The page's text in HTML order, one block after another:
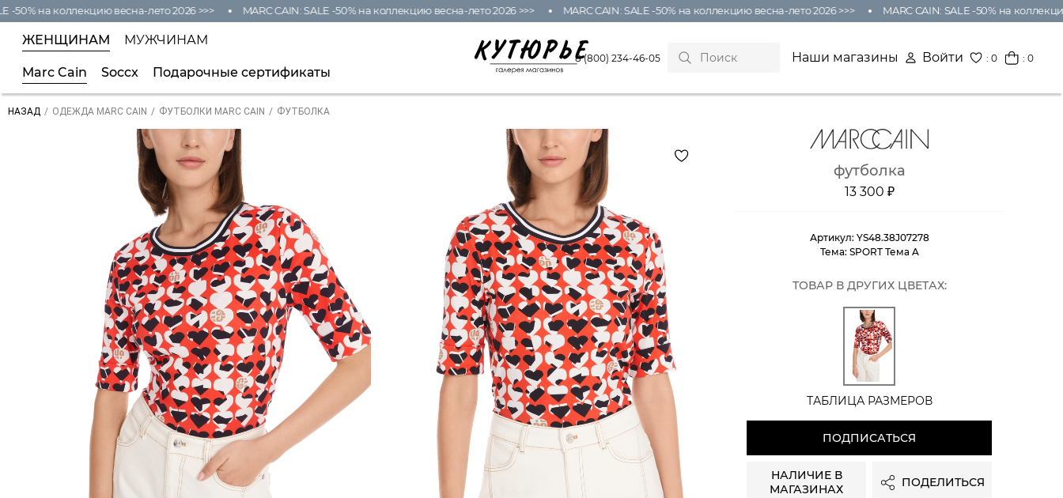
на коллекцию весна-лето 2026 >>> MARC CAIN: SALE -50% на коллекцию весна-лето 2026 >>> MARC CAIN: SALE -50% на коллекцию весна-лето 2026 >>> MARC CAIN: SALE -50% на коллекцию
ЖЕНЩИНАМ МУЖЧИНАМ
Marc Cain Soccx Подарочные сертификаты
8 (800) 234-46-05 Наши магазины Войти :0 : 0
НАЗАД / ОДЕЖДА MARC CAIN / ФУТБОЛКИ MARC CAIN / ФУТБОЛКА
футболка
13 300 ₽
Артикул: YS48.38J07278
Тема: SPORT Тема A
ТОВАР В ДРУГИХ ЦВЕТАХ:
ТАБЛИЦА РАЗМЕРОВ
ПОДПИСАТЬСЯ
НАЛИЧИЕ В
МАГАЗИНАХ
ПОДЕЛИТЬСЯ